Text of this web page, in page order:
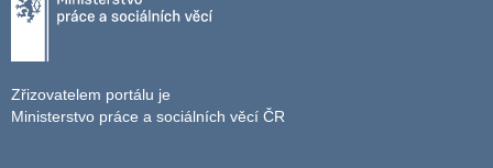
Zřizovatelem portálu je
Ministerstvo práce a sociálních věcí ČR